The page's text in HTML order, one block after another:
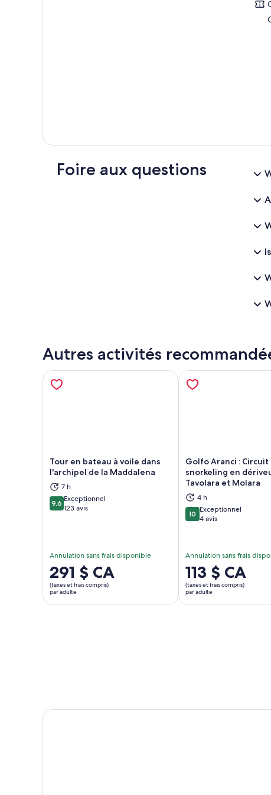
La
De
Foire aux questions
Autres activités
Tour en bateau à voile dans
l'archipel de la Maddalena
7 h
9.69.6 sur 10
Exceptionnel
123 avis
Annulation sans frais disponible
Le
prix
est
de 291 $ CA.
291 $ CA
(taxes et frais compris)
par adulte
S’ouvre dans un nouvel onglet
Golfo Aranci : Circuit
snorkeling en
Tavolara et Molara
4 h
1010 sur 10
Exceptionnel
4 avis
Annulation sans frais
Le
prix
est
de 113 $ CA.
113 $ CA
(taxes et frais compris)
par adulte